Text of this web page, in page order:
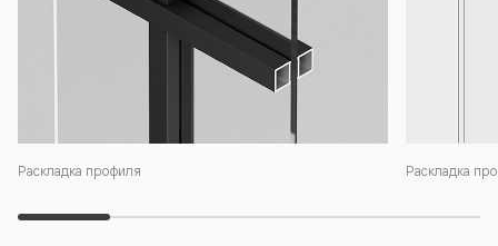
Раскладка профиля Раскладка